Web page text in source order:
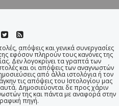
απόψεις και γενικά συνεργασίες
εφόσον πληρούν τους κανόνες της
Δεν λογοκρίνει τα γραπτά των
και οι απόψεις των αναγνωστών
από άλλα ιστολόγια ή τον
τις απόψεις του Ιστολογίου μας
Δημοσιεύονται δε προς χάριν
της και πάντα με αναφορά στην
πηγή.